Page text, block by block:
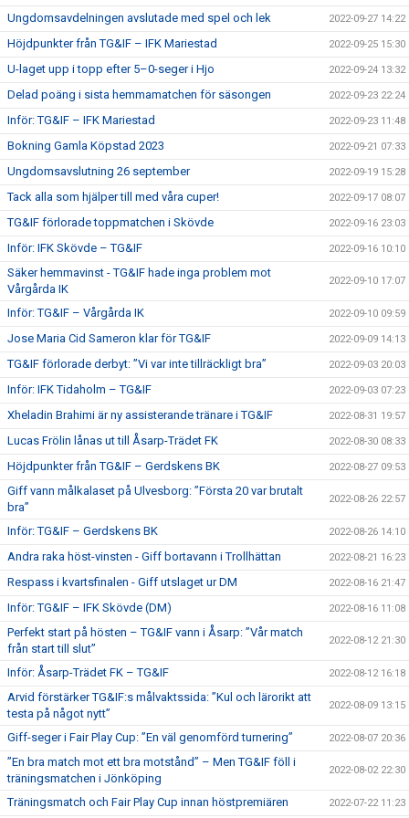
Ungdomsavdelningen avslutade med spel och lek 2022-09-27 14:22
Höjdpunkter från TG&IF – IFK Mariestad 2022-09-25 15:30
U-laget upp i topp efter 5–0-seger i Hjo 2022-09-24 13:32
Delad poäng i sista hemmamatchen för säsongen 2022-09-23 22:24
Inför: TG&IF – IFK Mariestad 2022-09-23 11:48
Bokning Gamla Köpstad 2023 2022-09-21 07:33
Ungdomsavslutning 26 september 2022-09-19 15:28
Tack alla som hjälper till med våra cuper! 2022-09-17 08:07
TG&IF förlorade toppmatchen i Skövde 2022-09-16 23:03
Inför: IFK Skövde – TG&IF 2022-09-16 10:10
Säker hemmavinst - TG&IF hade inga problem mot
Vårgårda IK
2022-09-10 17:07
Inför: TG&IF – Vårgårda IK 2022-09-10 09:59
Jose Maria Cid Sameron klar för TG&IF 2022-09-09 14:13
TG&IF förlorade derbyt: ”Vi var inte tillräckligt bra” 2022-09-03 20:03
Inför: IFK Tidaholm – TG&IF 2022-09-03 07:23
Xheladin Brahimi är ny assisterande tränare i TG&IF 2022-08-31 19:57
Lucas Frölin lånas ut till Åsarp-Trädet FK 2022-08-30 08:33
Höjdpunkter från TG&IF – Gerdskens BK 2022-08-27 09:53
Giff vann målkalaset på Ulvesborg: ”Första 20 var brutalt
bra”
2022-08-26 22:57
Inför: TG&IF – Gerdskens BK 2022-08-26 14:10
Andra raka höst-vinsten - Giff bortavann i Trollhättan 2022-08-21 16:23
Respass i kvartsfinalen - Giff utslaget ur DM 2022-08-16 21:47
Inför: TG&IF – IFK Skövde (DM) 2022-08-16 11:08
Perfekt start på hösten – TG&IF vann i Åsarp: ”Vår match
från start till slut”
2022-08-12 21:30
Inför: Åsarp-Trädet FK – TG&IF 2022-08-12 16:18
Arvid förstärker TG&IF:s målvaktssida: ”Kul och lärorikt att
testa på något nytt”
2022-08-09 13:15
Giff-seger i Fair Play Cup: ”En väl genomförd turnering” 2022-08-07 20:36
”En bra match mot ett bra motstånd” – Men TG&IF föll i
träningsmatchen i Jönköping
2022-08-02 22:30
Träningsmatch och Fair Play Cup innan höstpremiären 2022-07-22 11:23